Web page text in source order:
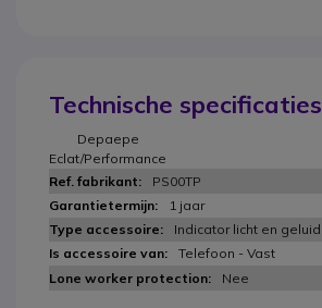
Technische specificaties
Depaepe
Eclat/Performance
PS00TP
1 jaar
Indicator licht en geluid
Telefoon - Vast
Nee